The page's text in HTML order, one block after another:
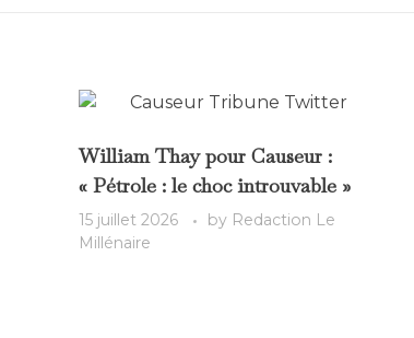
William Thay pour Causeur :
« Pétrole : le choc introuvable »
15 juillet 2026 by Redaction Le
Millénaire